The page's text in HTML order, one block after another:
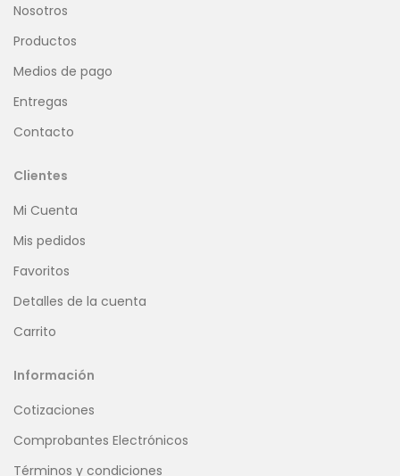
Nosotros
Productos
Medios de pago
Entregas
Contacto
Clientes
Mi Cuenta
Mis pedidos
Favoritos
Detalles de la cuenta
Carrito
Información
Cotizaciones
Comprobantes Electrónicos
Términos y condiciones